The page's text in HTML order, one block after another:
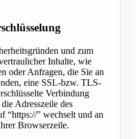
und zum
Inhalte, wie
oder Anfragen, die Sie an
eine SSL-bzw. TLS-
Verbindung
Adresszeile des
“https://” wechselt und an
Browserzeile.